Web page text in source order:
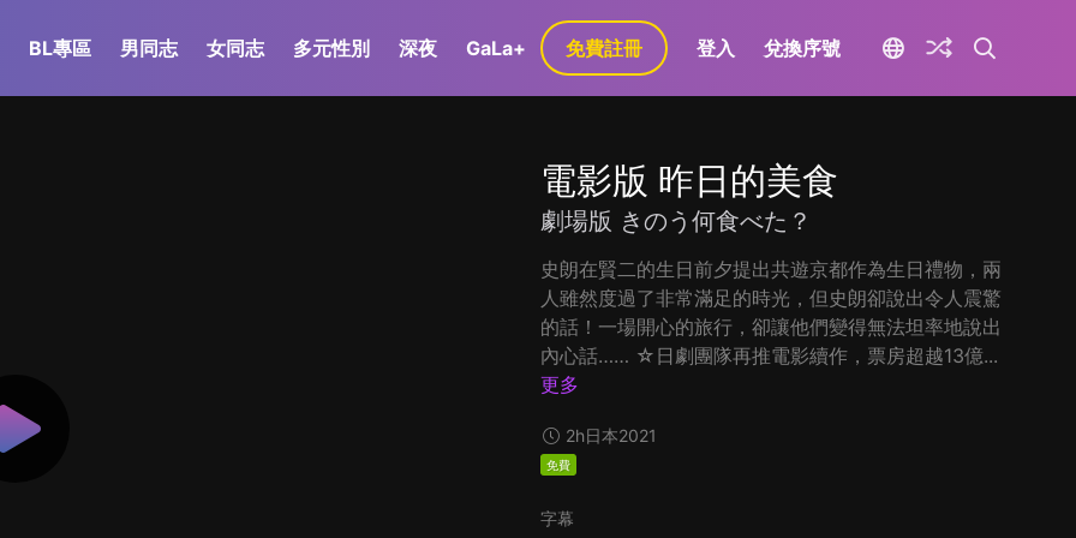
BL專區 男同志 女同志 多元性別 深夜 GaLa+ 免費註冊 登入 兌換序號
電影版 昨日的美食
劇場版 きのう何食べた？
史朗在賢二的生日前夕提出共遊京都作為生日禮物，兩
人雖然度過了非常滿足的時光，但史朗卻說出令人震驚
的話！一場開心的旅行，卻讓他們變得無法坦率地說出
內心話…… ☆日劇團隊再推電影續作，票房超越13億...
更多
2h日本2021
免費
字幕